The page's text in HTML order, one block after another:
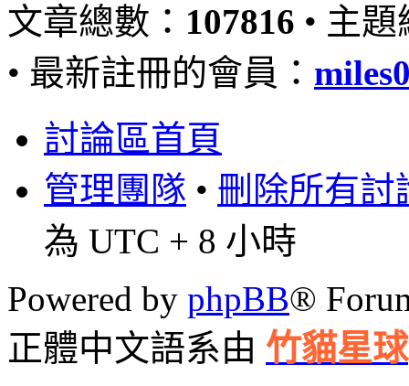
文章總數： 107816 • 主
• 最新註冊的會員：
討論區首頁
管理團隊 • 刪除所有討
為 UTC + 8 小時
Powered by phpBB®
正體中文語系由 竹貓星球